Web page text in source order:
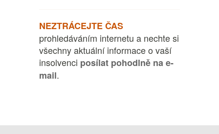
NEZTRÁCEJTE ČAS
prohledáváním internetu a nechte si
všechny aktuální informace o vaší
insolvenci posílat pohodlně na e-
mail.